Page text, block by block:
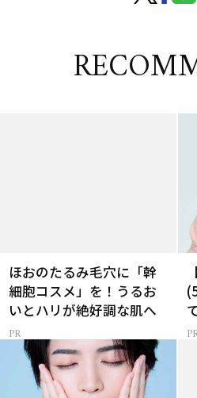
ほおのたるみ毛穴に「幹
細胞コスメ」を！うるお
いとハリが絶好調な肌へ